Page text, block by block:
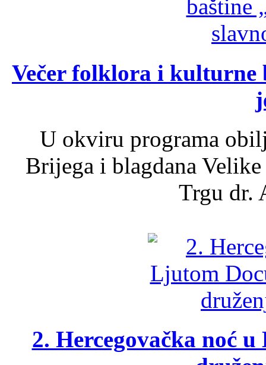
Večer folklora i kulturne
U okviru programa
Brijega i blagdana
Trgu dr.
2. Hercegovačka noć